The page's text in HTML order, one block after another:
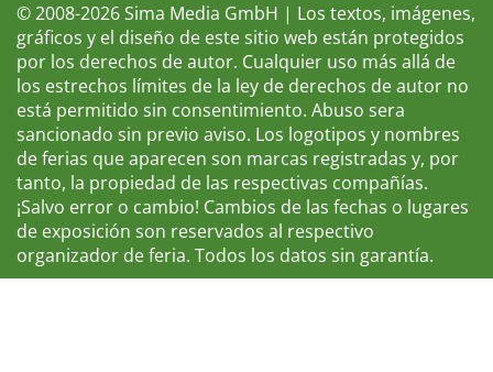
© 2008-2026 Sima Media GmbH | Los textos, imágenes,
gráficos y el diseño de este sitio web están protegidos
por los derechos de autor. Cualquier uso más allá de
los estrechos límites de la ley de derechos de autor no
está permitido sin consentimiento. Abuso sera
sancionado sin previo aviso. Los logotipos y nombres
de ferias que aparecen son marcas registradas y, por
tanto, la propiedad de las respectivas compañías.
¡Salvo error o cambio! Cambios de las fechas o lugares
de exposición son reservados al respectivo
organizador de feria. Todos los datos sin garantía.